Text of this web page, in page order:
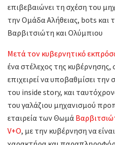
επιβεβαιώνει τη σχέση του
την Ομάδα Αλήθειας, bots και
Βαρβιτσιώτη και Ολύμπιου
Μετά τον κυβερνητικό
ένα στέλεχος της κυβέρνησης,
επιχειρεί να υποβαθμίσει
του inside story, και
του γαλάζιου μηχανισμού
εταιρεία των Θωμά
V+Ο, με την κυβέρνηση να